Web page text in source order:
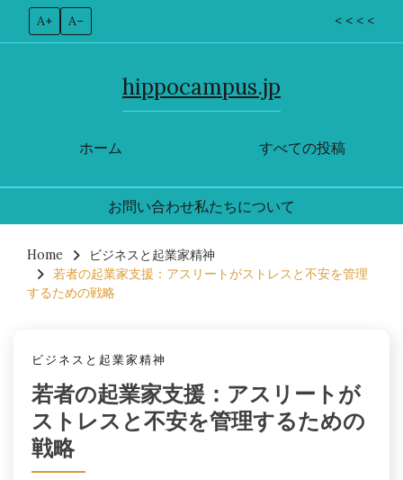
A+ A– < < < <
ホーム
hippocampus.jp
すべての投稿
お問い合わせ私たちについて
content
Home
ビジネスと起業家精神
若者の起業家支援：アスリートがストレスと不安を管理
するための戦略
ビジネスと起業家精神
若者の起業家支援：アスリートが
ストレスと不安を管理するための
戦略